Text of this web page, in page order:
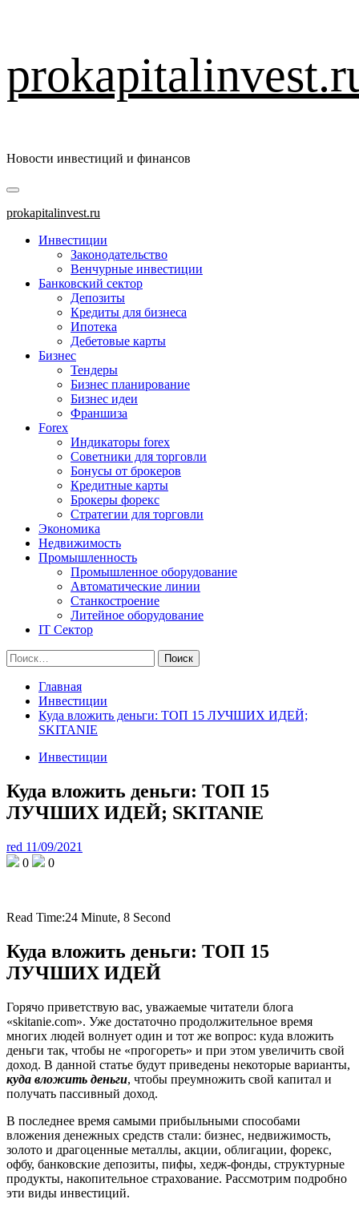
к
содержимому
Новости инвестиций и финансов
Основное
меню
prokapitalinvest.ru
Инвестиции
Законодательство
Венчурные инвестиции
Банковский сектор
Депозиты
Кредиты для бизнеса
Ипотека
Дебетовые карты
Бизнес
Тендеры
Бизнес планирование
Бизнес идеи
Франшиза
Forex
Индикаторы forex
Советники для торговли
Бонусы от брокеров
Кредитные карты
Брокеры форекс
Стратегии для торговли
Экономика
Недвижимость
Промышленность
Промышленное оборудование
Автоматические линии
Станкостроение
Литейное оборудование
IT Сектор
Найти:
Главная
Инвестиции
Куда вложить деньги: ТОП 15 ЛУЧШИХ ИДЕЙ;
SKITANIE
Инвестиции
Куда вложить деньги: ТОП 15
ЛУЧШИХ ИДЕЙ; SKITANIE
red 11/09/2021
0
0
Read Time:24 Minute, 8 Second
Куда вложить деньги: ТОП 15
ЛУЧШИХ ИДЕЙ
Горячо приветствую вас, уважаемые читатели блога
«skitanie.com». Уже достаточно продолжительное время
многих людей волнует один и тот же вопрос: куда вложить
деньги так, чтобы не «прогореть» и при этом увеличить свой
доход. В данной статье будут приведены некоторые варианты,
куда вложить деньги, чтобы преумножить свой капитал и
получать пассивный доход.
В последнее время самыми прибыльными способами
вложения денежных средств стали: бизнес, недвижимость,
золото и драгоценные металлы, акции, облигации, форекс,
офбу, банковские депозиты, пифы, хедж-фонды, структурные
продукты, накопительное страхование. Рассмотрим подробно
эти виды инвестиций.